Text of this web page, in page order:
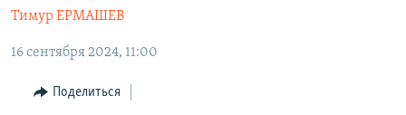
ТОҶИКӢ
TÜRKMENÇE
Все сайты РСЕ/РС
Тимур ЕРМАШЕВ
16 сентября 2024, 11:00
Поделиться